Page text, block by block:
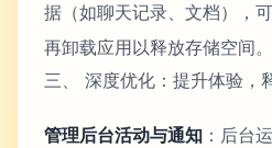
据（如聊天记录、文档），
再卸载应用以释放存储空间。
三、 深度优化：提升体验，
管理后台活动与通知 ：后台